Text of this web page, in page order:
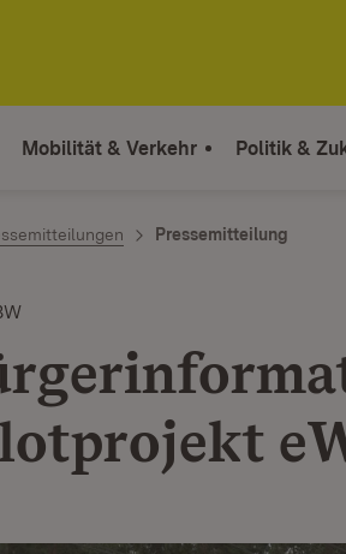
Mobilität & Verkehr Politik &
Pressemitteilung